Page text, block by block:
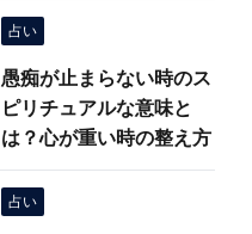
占い
愚痴が止まらない時のス
ピリチュアルな意味と
は？心が重い時の整え方
占い